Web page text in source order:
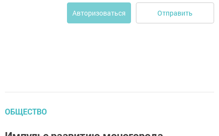
Авторизоваться Отправить
ОБЩЕСТВО